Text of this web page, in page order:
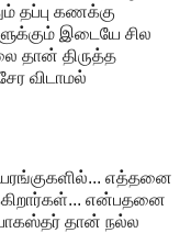
தப்பு கணக்கு
இடையே சில
தான் திருத்த
விடாமல்
எத்தனை
என்பதனை
தான் நல்ல